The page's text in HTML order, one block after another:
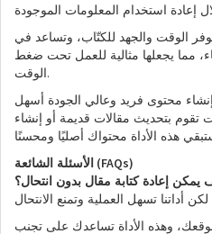
إعادة استخدام المعلومات الموجودة
الوقت والجهد للكتّاب، وتساعد في
مما يجعلها مثالية للعمل تحت ضغط
الوقت.
إنشاء محتوى فريد وعالي الجودة أسهل
بتحديث مقالات قديمة أو إنشاء
هذه الأداة محتواك أصليًا ومحسنًا
الأسئلة الشائعة (FAQs)
يمكن إعادة كتابة مقال بدون انتحال؟
أداتنا تسهل العملية وتمنع الانتحال
وهذه الأداة تساعدك على تجنب